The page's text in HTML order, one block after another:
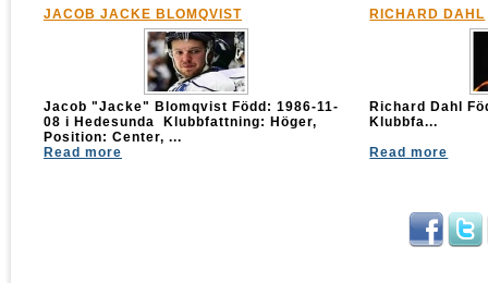
JACOB JACKE BLOMQVIST
Jacob "Jacke" Blomqvist Född: 1986-11-
08 i Hedesunda Klubbfattning: Höger,
Position: Center, ...
Read more
RICHARD DAHL
Richard Dahl
Klubbfa...
Read more